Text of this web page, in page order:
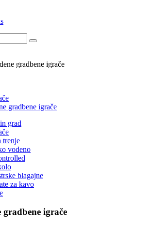
gradbene igrače
grad
trenje
vodeno
blagajne
za kavo
igrače